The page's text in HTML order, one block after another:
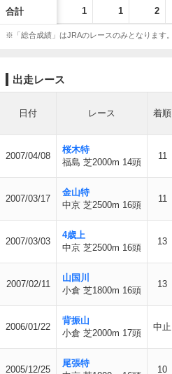
合計 1 1 2
※「総合成績」はJRAのレースのみとなります。
出走レース
日付 レース 着順
2007/04/08
桜木特
福島 芝2000m 14頭
11
2007/03/17
金山特
中京 芝2500m 16頭
11
2007/03/03
4歳上
中京 芝2500m 16頭
13
2007/02/11
山国川
小倉 芝1800m 16頭
13
2006/01/22
背振山
小倉 芝2000m 17頭
中止
2005/12/25
尾張特
10